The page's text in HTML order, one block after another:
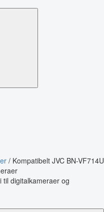
/ Kompatibelt JVC BN-VF714U